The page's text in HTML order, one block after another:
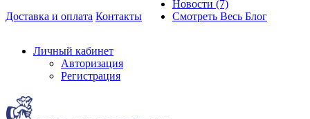
Доставка и оплата Контакты
Новости (7)
Смотреть Весь Блог
Личный кабинет
Авторизация
Регистрация